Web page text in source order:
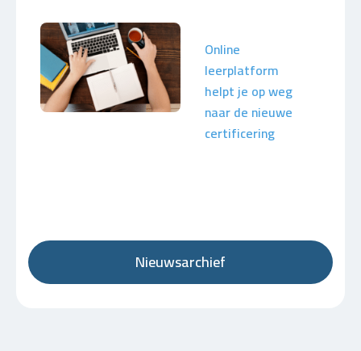
Online
leerplatform
helpt je op weg
naar de nieuwe
certificering
Nieuwsarchief